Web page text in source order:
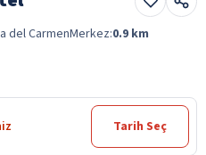
del CarmenMerkez:0.9 km
Tarih Seç